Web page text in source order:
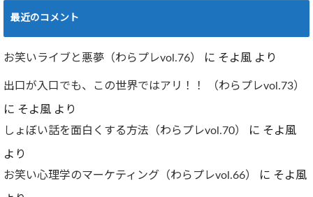
最近のコメント
お笑いライブと悪夢（わらプレvol.76） に そよ風 より
出口が入口でも、この世界ではアリ！！ （わらプレvol.73）
に そよ風 より
しょぼい話を面白くする方法（わらプレvol.70）
に そよ風
より
お笑い心理学のマーケティング（わらプレvol.66）
に そよ風